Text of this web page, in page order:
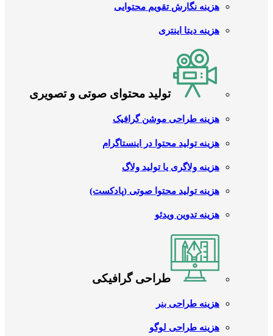
هزینه نگارش تقویم محتوایی
هزینه دیتا اینتری
تولید محتوای صوتی و تصویری
هزینه طراحی موشن گرافیک
هزینه تولید محتوا در اینستاگرام
هزینه ولاگری یا تولید ولاگ
هزینه تولید محتوا صوتی (پادکست)
هزینه تدوین ویدئو
طراحی گرافیکی
هزینه طراحی بنر
هزینه طراحی لوگو